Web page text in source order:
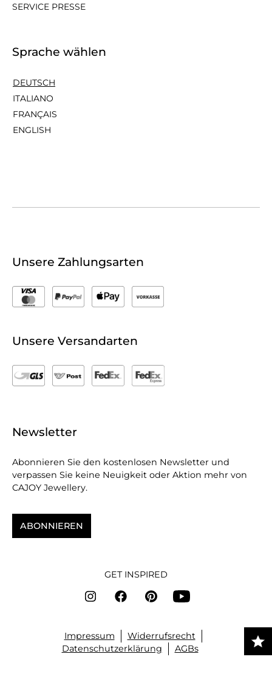
SERVICE PRESSE
Sprache wählen
DEUTSCH
ITALIANO
FRANÇAIS
ENGLISH
Unsere Zahlungsarten
Unsere Versandarten
Newsletter
Abonnieren Sie den kostenlosen Newsletter und
verpassen Sie keine Neuigkeit oder Aktion mehr von
CAJOY Jewellery.
ABONNIEREN
GET INSPIRED
Impressum
Widerrufsrecht
Datenschutzerklärung
AGBs